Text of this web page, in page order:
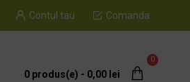
Contul tau Comanda
0 produs(e) - 0,00 lei
0